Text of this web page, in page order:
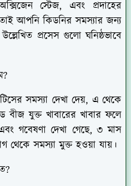
স্টেজ, এবং প্রদাহের
আপনি কিডনির সমস্যার জন্য
প্রসেস গুলো ঘনিষ্ঠভাবে
সমস্যা দেখা দেয়, এ থেকে
যুক্ত খাবারের খাবার ফলে
গবেষণা দেখা গেছে, ৩ মাস
থেকে সমস্যা মুক্ত হওয়া যায়।